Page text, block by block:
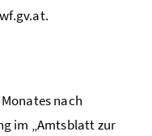
nach
im „Amtsblatt zur